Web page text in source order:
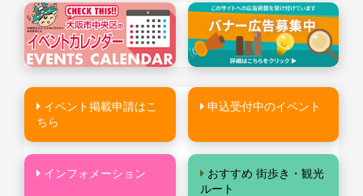
イベント掲載申請はこ
ちら
申込受付中のイベント
インフォメーション
おすすめ 街歩き・観光
ルート